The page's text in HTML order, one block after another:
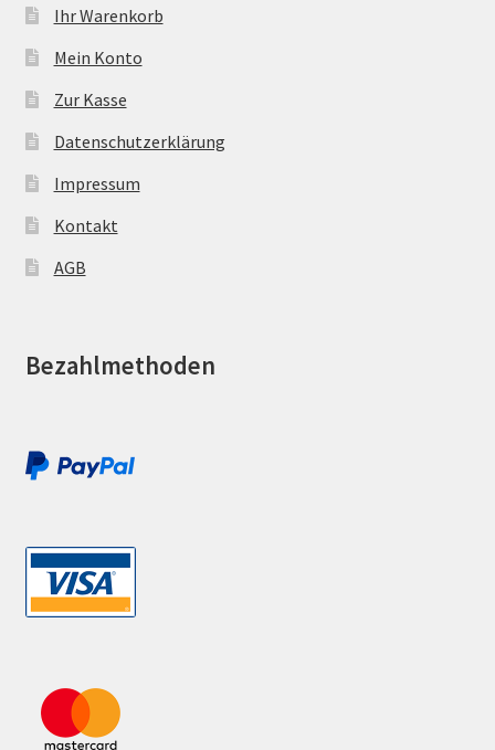
Ihr Warenkorb
Mein Konto
Zur Kasse
Datenschutzerklärung
Impressum
Kontakt
AGB
Bezahlmethoden